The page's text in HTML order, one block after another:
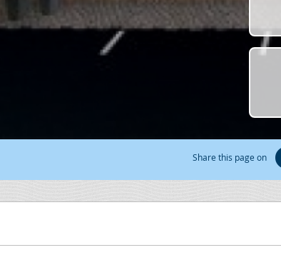
Share this page on